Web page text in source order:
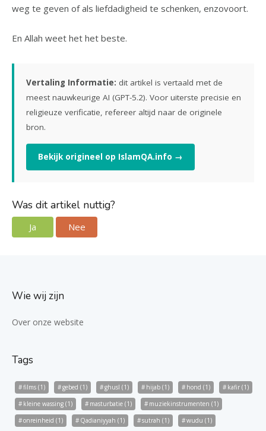
weg te geven of als liefdadigheid te schenken, enzovoort.
En Allah weet het het beste.
Vertaling Informatie: dit artikel is vertaald met de
meest nauwkeurige AI (GPT-5.2). Voor uiterste precisie en
religieuze verificatie, refereer altijd naar de originele
bron.
Bekijk origineel op IslamQA.info →
Was dit artikel nuttig?
Ja Nee
Wie wij zijn
Over onze website
Tags
films (1) gebed (1) ghusl (1) hijab (1) hond (1) kafir (1)
kleine wassing (1) masturbatie (1) muziekinstrumenten (1)
onreinheid (1) Qadianiyyah (1) sutrah (1) wudu (1)